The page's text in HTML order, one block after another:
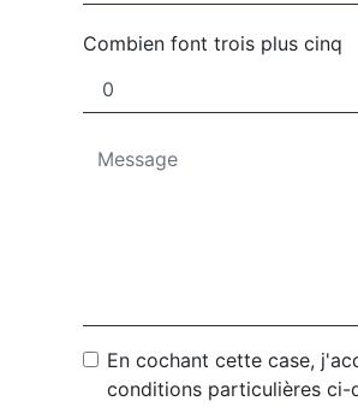
Combien font trois plus cinq
En cochant cette case,
conditions particulières ci-